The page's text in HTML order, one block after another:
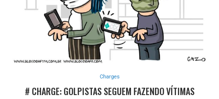
Charges
# CHARGE: GOLPISTAS SEGUEM FAZENDO VÍTIMAS